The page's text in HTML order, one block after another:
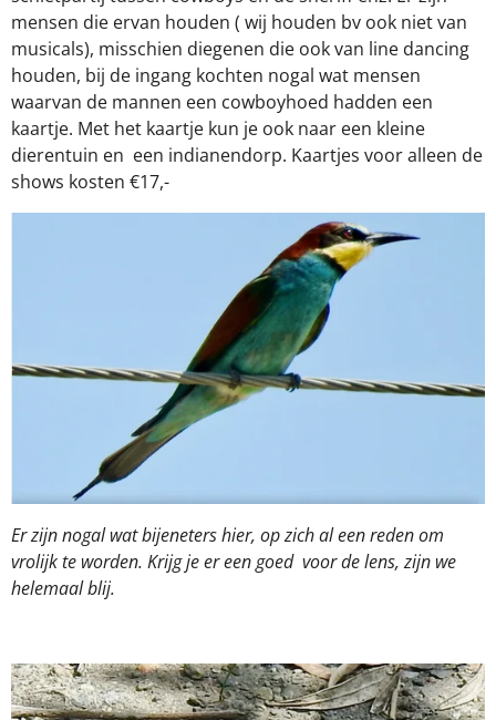
mensen die ervan houden ( wij houden bv ook niet van
musicals), misschien diegenen die ook van line dancing
houden, bij de ingang kochten nogal wat mensen
waarvan de mannen een cowboyhoed hadden een
kaartje. Met het kaartje kun je ook naar een kleine
dierentuin en een indianendorp. Kaartjes voor alleen de
shows kosten €17,-
Er zijn nogal wat bijeneters hier, op zich al een reden om
vrolijk te worden. Krijg je er een goed voor de lens, zijn we
helemaal blij.